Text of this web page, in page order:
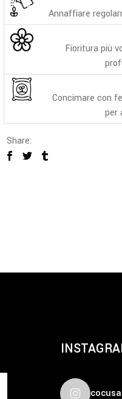
Annaffiare
Fioritura più
Concimare con
per
Share: